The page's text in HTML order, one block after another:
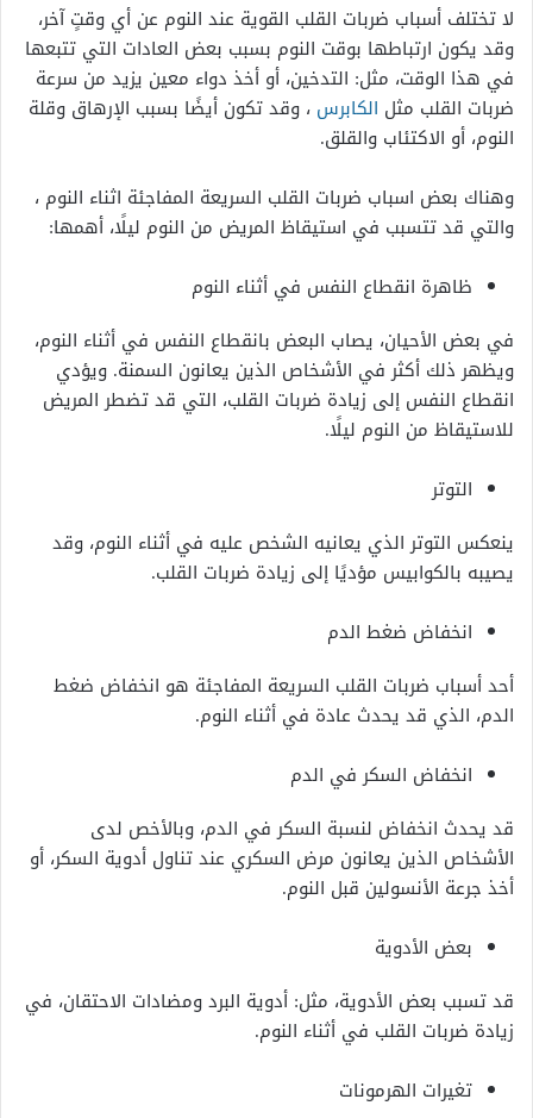
لا تختلف أسباب ضربات القلب القوية عند النوم عن أي وقتٍ آخر،
وقد يكون ارتباطها بوقت النوم بسبب بعض العادات التي تتبعها
في هذا الوقت، مثل: التدخين، أو أخذ دواء معين يزيد من سرعة
ضربات القلب مثل الكابرس ، وقد تكون أيضًا بسبب الإرهاق وقلة
النوم، أو الاكتئاب والقلق.
وهناك بعض اسباب ضربات القلب السريعة المفاجئة اثناء النوم ،
والتي قد تتسبب في استيقاظ المريض من النوم ليلًا، أهمها:
ظاهرة انقطاع النفس في أثناء النوم
في بعض الأحيان، يصاب البعض بانقطاع النفس في أثناء النوم،
ويظهر ذلك أكثر في الأشخاص الذين يعانون السمنة. ويؤدي
انقطاع النفس إلى زيادة ضربات القلب، التي قد تضطر المريض
للاستيقاظ من النوم ليلًا.
التوتر
ينعكس التوتر الذي يعانيه الشخص عليه في أثناء النوم، وقد
يصيبه بالكوابيس مؤديًا إلى زيادة ضربات القلب.
انخفاض ضغط الدم
أحد أسباب ضربات القلب السريعة المفاجئة هو انخفاض ضغط
الدم، الذي قد يحدث عادة في أثناء النوم.
انخفاض السكر في الدم
قد يحدث انخفاض لنسبة السكر في الدم، وبالأخص لدى
الأشخاص الذين يعانون مرض السكري عند تناول أدوية السكر، أو
أخذ جرعة الأنسولين قبل النوم.
بعض الأدوية
قد تسبب بعض الأدوية، مثل: أدوية البرد ومضادات الاحتقان، في
زيادة ضربات القلب في أثناء النوم.
تغيرات الهرمونات